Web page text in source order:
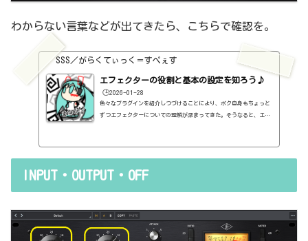
わからない言葉などが出てきたら、こちらで確認を。
SSS／がらくてぃっく＝すぺぇす
エフェクターの役割と基本の設定を知ろう♪
🕒️2026-01-28
色々なプラグインを紹介しつづけることにより、ボク自身もちょっと
ずつエフェクターについての理解が深まってきた。そうなると、エフ
で基本的なつまみに関する説明を毎回書くのも、それはそれで面倒く
INPUT・OUTPUT・OFF